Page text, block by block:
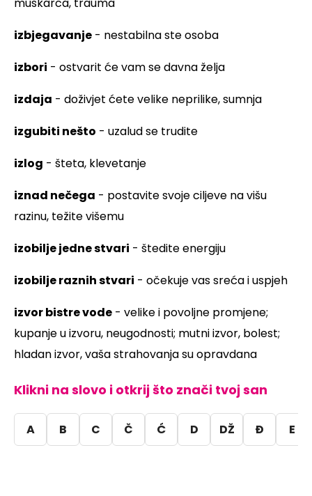
izbjegavanje - nestabilna ste osoba
izbori - ostvarit će vam se davna želja
izdaja - doživjet ćete velike neprilike, sumnja
izgubiti nešto - uzalud se trudite
izlog - šteta, klevetanje
iznad nečega - postavite svoje ciljeve na višu
razinu, težite višemu
izobilje jedne stvari - štedite energiju
izobilje raznih stvari - očekuje vas sreća i uspjeh
izvor bistre vode - velike i povoljne promjene;
kupanje u izvoru, neugodnosti; mutni izvor, bolest;
hladan izvor, vaša strahovanja su opravdana
Klikni na slovo i otkrij što znači tvoj san
A B C Č Ć D DŽ Đ E